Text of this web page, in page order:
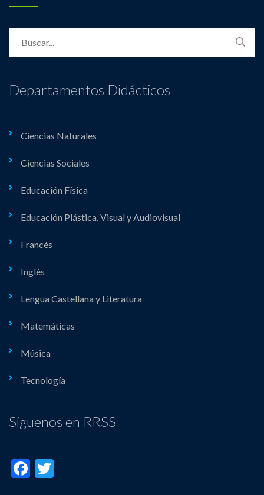
Departamentos Didácticos
Ciencias Naturales
Ciencias Sociales
Educación Física
Educación Plástica, Visual y Audiovisual
Francés
Inglés
Lengua Castellana y Literatura
Matemáticas
Música
Tecnología
Síguenos en RRSS
Facebook